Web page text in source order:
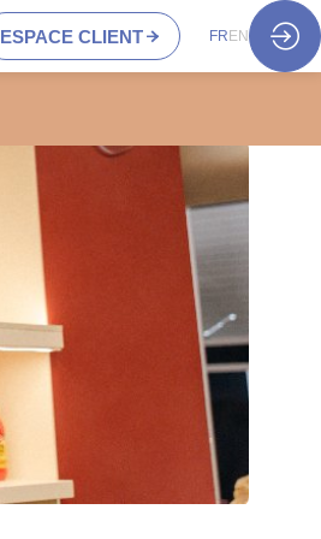
ESPACE CLIENT FR EN